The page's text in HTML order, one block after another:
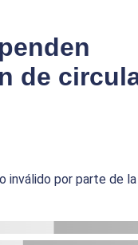
de
por parte de